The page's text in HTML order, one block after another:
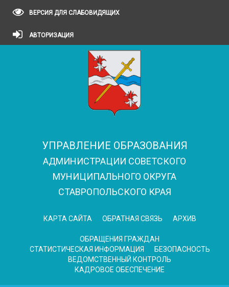
ВЕРСИЯ ДЛЯ СЛАБОВИДЯЩИХ
АВТОРИЗАЦИЯ
УПРАВЛЕНИЕ ОБРАЗОВАНИЯ
АДМИНИСТРАЦИИ СОВЕТСКОГО
МУНИЦИПАЛЬНОГО ОКРУГА
СТАВРОПОЛЬСКОГО КРАЯ
КАРТА САЙТА ОБРАТНАЯ СВЯЗЬ АРХИВ
ОБРАЩЕНИЯ ГРАЖДАН
СТАТИСТИЧЕСКАЯ ИНФОРМАЦИЯ
БЕЗОПАСНОСТЬ
ВЕДОМСТВЕННЫЙ КОНТРОЛЬ
КАДРОВОЕ ОБЕСПЕЧЕНИЕ